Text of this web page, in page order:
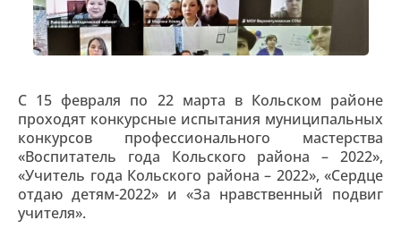
С 15 февраля по 22 марта в Кольском районе
проходят конкурсные испытания муниципальных
конкурсов профессионального мастерства
«Воспитатель года Кольского района – 2022»,
«Учитель года Кольского района – 2022», «Сердце
отдаю детям-2022» и «За нравственный подвиг
учителя».